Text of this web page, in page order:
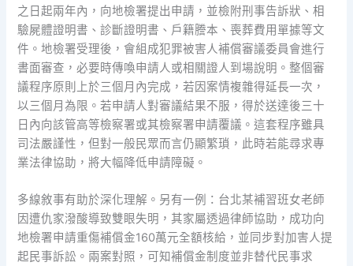
之日起兩年內，向地檢署提出申請，並檢附刑事告訴狀、相
驗屍體證明書、診斷證明書、戶籍謄本、喪葬費用單據等文
件。地檢署受理後，會組成犯罪被害人補償審議委員會進行
書面審查，必要時傳喚申請人或相關證人到場說明。整個審
議程序原則上於三個月內完成，若因案情複雜得延長一次，
以三個月為限。若申請人對審議結果不服，得於送達後三十
日內向該管高等檢察署或其檢察署申請覆議。這套程序雖具
司法嚴謹性，但對一般民眾而言仍顯繁瑣，此時若能尋求專
業法律協助，將大幅降低申請障礙。
多線敘事有助於深化理解。另有一例：台北某補習班女老師
因遭仇家潑酸導致雙眼失明，其家屬透過律師協助，成功向
地檢署申請重傷補償金160萬元全額核給，並同步對加害人提
起民事訴訟。兩案對照，可知補償金制度並非替代民事求